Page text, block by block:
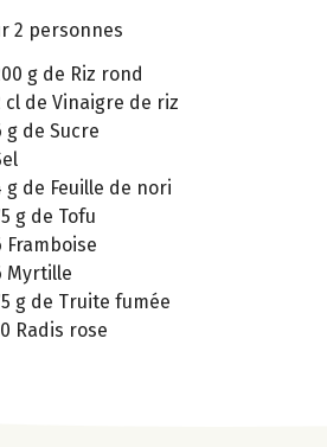
2 personnes
g de Riz rond
cl de Vinaigre de riz
g de Sucre
g de Feuille de nori
g de Tofu
Framboise
Myrtille
g de Truite fumée
Radis rose